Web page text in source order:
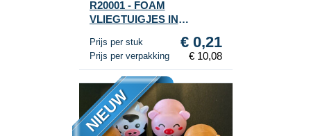
R20001 - FOAM
VLIEGTUIGJES IN
Prijs per stuk € 0,21
Prijs per verpakking € 10,08
NIEUW